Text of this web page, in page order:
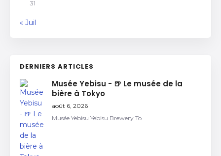
31
« Juil
DERNIERS ARTICLES
Musée Yebisu - 🍺 Le musée de la
bière à Tokyo
août 6, 2026
Musée Yebisu Yebisu Brewery To